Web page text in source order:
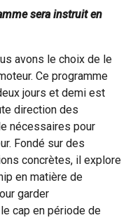
sera instruit en
avons le choix de le
Ce programme
jours et demi est
direction des
nécessaires pour
Fondé sur des
concrètes, il explore
en matière de
garder
cap en période de